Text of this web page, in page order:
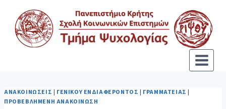
ΑΝΑΚΟΙΝΏΣΕΙΣ | ΓΕΝΙΚΟΎ ΕΝΔΙΑΦΈΡΟΝΤΟΣ | ΓΡΑΜΜΑΤΕΊΑΣ |
ΠΡΟΒΕΒΛΗΜΈΝΗ ΑΝΑΚΟΊΝΩΣΗ